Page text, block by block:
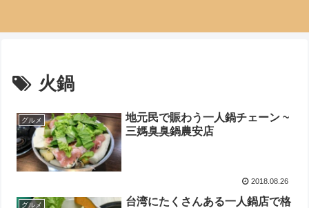
火鍋
グルメ
地元民で賑わう一人鍋チェーン ~
三媽臭臭鍋農安店
2018.08.26
グルメ
台湾にたくさんある一人鍋店で格